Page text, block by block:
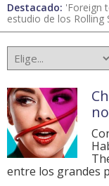
Destacado: 'Foreign
estudio de los Rolling
entre los grandes